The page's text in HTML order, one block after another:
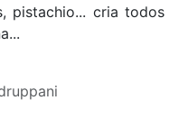
pistachio... cria todos